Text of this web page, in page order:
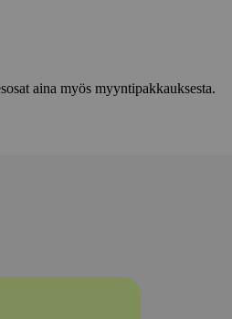
aina myös myyntipakkauksesta.